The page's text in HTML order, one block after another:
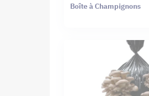
Boîte à Champignons